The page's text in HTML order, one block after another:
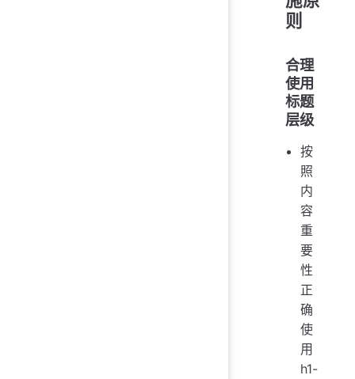
则
合理
使用
标题
层级
按
照
内
容
重
要
性
正
确
使
用
h1-